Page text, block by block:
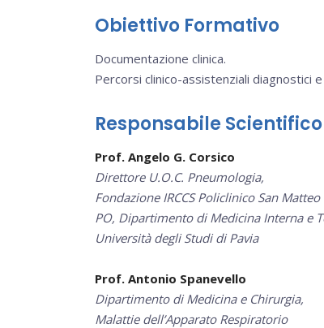
Obiettivo Formativo
Documentazione clinica.
Percorsi clinico-assistenziali diagnostici
Responsabile Scientifico
Prof. Angelo G. Corsico
Direttore U.O.C. Pneumologia,
Fondazione IRCCS Policlinico San Matteo
PO, Dipartimento di Medicina Interna e
Università degli Studi di Pavia
Prof. Antonio Spanevello
Dipartimento di Medicina e Chirurgia,
Malattie dell’Apparato Respiratorio